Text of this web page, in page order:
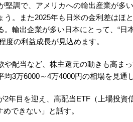
堅調で、アメリカへの輸出産業が多
う。また2025年も日米の金利差はほ
輸出企業が多い日本にとって、“日
度の利益成長が見込めます。
や配当など、株主還元の動きも高ま
3万6000～4万4000円の相場を見通
2年目を迎え、高配当ETF（上場投資
できない」と話す。